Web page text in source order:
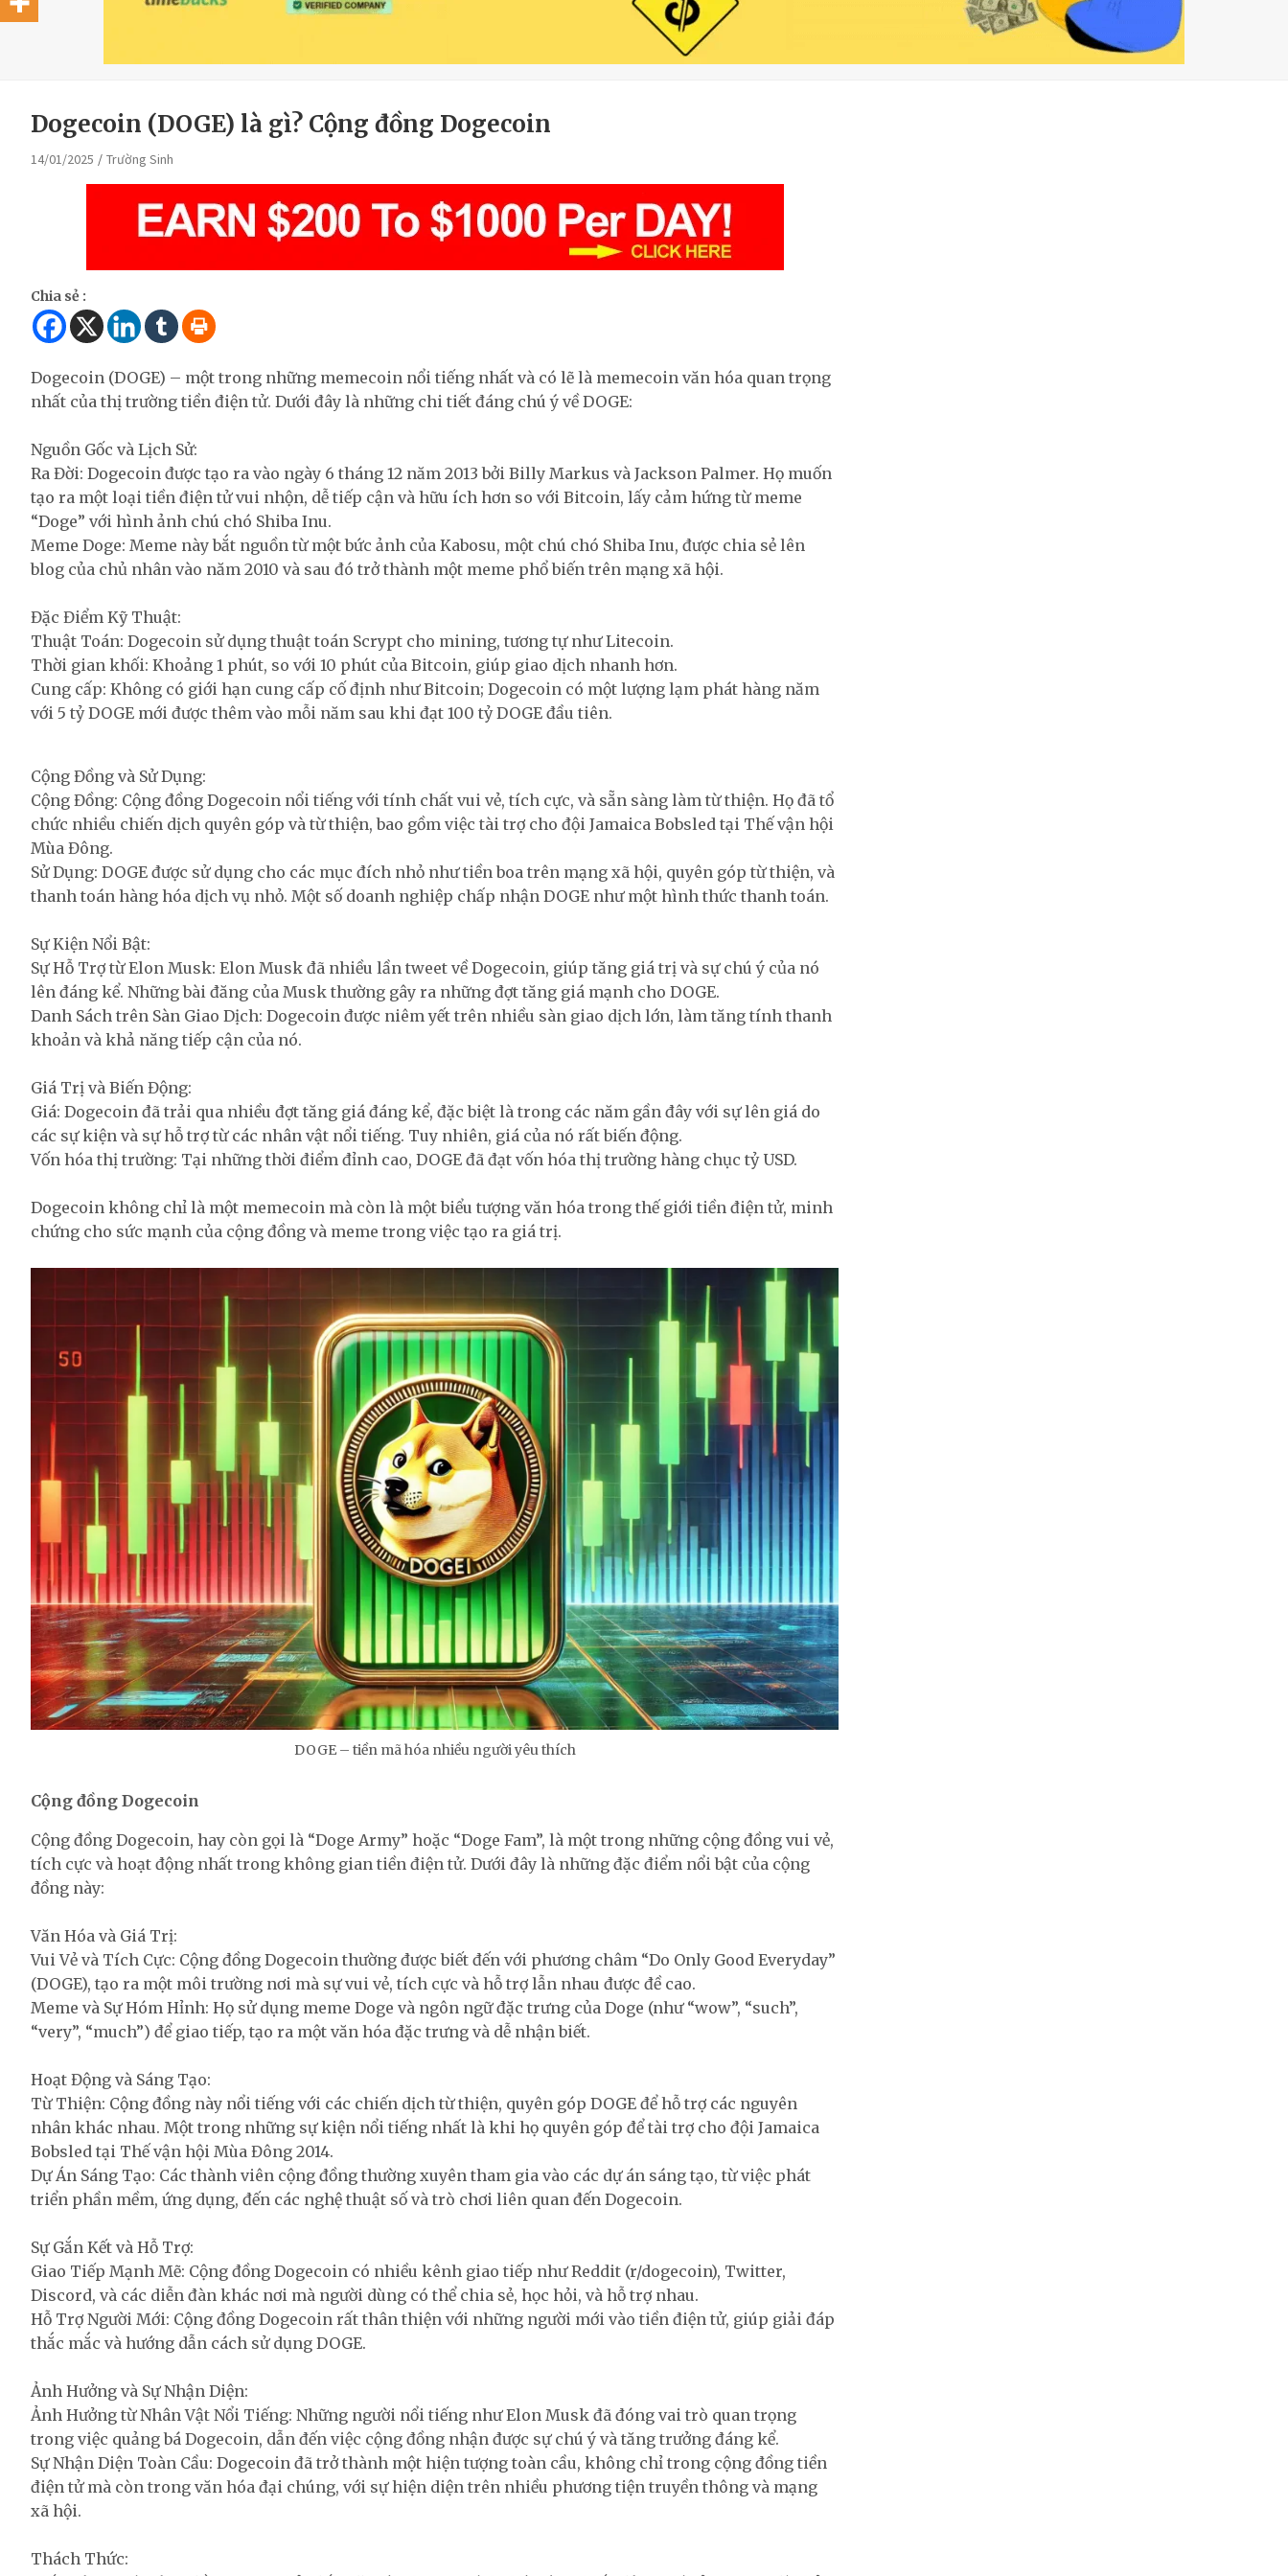
Dogecoin (DOGE) là gì? Cộng đồng Dogecoin
14/01/2025 Trường Sinh
Chia sẻ :
Dogecoin (DOGE) – một trong những memecoin nổi tiếng nhất và có lẽ là memecoin văn hóa quan trọng
nhất của thị trường tiền điện tử. Dưới đây là những chi tiết đáng chú ý về DOGE:
Nguồn Gốc và Lịch Sử:
Ra Đời: Dogecoin được tạo ra vào ngày 6 tháng 12 năm 2013 bởi Billy Markus và Jackson Palmer. Họ muốn
tạo ra một loại tiền điện tử vui nhộn, dễ tiếp cận và hữu ích hơn so với Bitcoin, lấy cảm hứng từ meme
“Doge” với hình ảnh chú chó Shiba Inu.
Meme Doge: Meme này bắt nguồn từ một bức ảnh của Kabosu, một chú chó Shiba Inu, được chia sẻ lên
blog của chủ nhân vào năm 2010 và sau đó trở thành một meme phổ biến trên mạng xã hội.
Đặc Điểm Kỹ Thuật:
Thuật Toán: Dogecoin sử dụng thuật toán Scrypt cho mining, tương tự như Litecoin.
Thời gian khối: Khoảng 1 phút, so với 10 phút của Bitcoin, giúp giao dịch nhanh hơn.
Cung cấp: Không có giới hạn cung cấp cố định như Bitcoin; Dogecoin có một lượng lạm phát hàng năm
với 5 tỷ DOGE mới được thêm vào mỗi năm sau khi đạt 100 tỷ DOGE đầu tiên.
Cộng Đồng và Sử Dụng:
Cộng Đồng: Cộng đồng Dogecoin nổi tiếng với tính chất vui vẻ, tích cực, và sẵn sàng làm từ thiện. Họ đã tổ
chức nhiều chiến dịch quyên góp và từ thiện, bao gồm việc tài trợ cho đội Jamaica Bobsled tại Thế vận hội
Mùa Đông.
Sử Dụng: DOGE được sử dụng cho các mục đích nhỏ như tiền boa trên mạng xã hội, quyên góp từ thiện, và
thanh toán hàng hóa dịch vụ nhỏ. Một số doanh nghiệp chấp nhận DOGE như một hình thức thanh toán.
Sự Kiện Nổi Bật:
Sự Hỗ Trợ từ Elon Musk: Elon Musk đã nhiều lần tweet về Dogecoin, giúp tăng giá trị và sự chú ý của nó
lên đáng kể. Những bài đăng của Musk thường gây ra những đợt tăng giá mạnh cho DOGE.
Danh Sách trên Sàn Giao Dịch: Dogecoin được niêm yết trên nhiều sàn giao dịch lớn, làm tăng tính thanh
khoản và khả năng tiếp cận của nó.
Giá Trị và Biến Động:
Giá: Dogecoin đã trải qua nhiều đợt tăng giá đáng kể, đặc biệt là trong các năm gần đây với sự lên giá do
các sự kiện và sự hỗ trợ từ các nhân vật nổi tiếng. Tuy nhiên, giá của nó rất biến động.
Vốn hóa thị trường: Tại những thời điểm đỉnh cao, DOGE đã đạt vốn hóa thị trường hàng chục tỷ USD.
Dogecoin không chỉ là một memecoin mà còn là một biểu tượng văn hóa trong thế giới tiền điện tử, minh
chứng cho sức mạnh của cộng đồng và meme trong việc tạo ra giá trị.
DOGE – tiền mã hóa nhiều người yêu thích
Cộng đồng Dogecoin
Cộng đồng Dogecoin, hay còn gọi là “Doge Army” hoặc “Doge Fam”, là một trong những cộng đồng vui vẻ,
tích cực và hoạt động nhất trong không gian tiền điện tử. Dưới đây là những đặc điểm nổi bật của cộng
đồng này:
Văn Hóa và Giá Trị:
Vui Vẻ và Tích Cực: Cộng đồng Dogecoin thường được biết đến với phương châm “Do Only Good Everyday”
(DOGE), tạo ra một môi trường nơi mà sự vui vẻ, tích cực và hỗ trợ lẫn nhau được đề cao.
Meme và Sự Hóm Hỉnh: Họ sử dụng meme Doge và ngôn ngữ đặc trưng của Doge (như “wow”, “such”,
“very”, “much”) để giao tiếp, tạo ra một văn hóa đặc trưng và dễ nhận biết.
Hoạt Động và Sáng Tạo:
Từ Thiện: Cộng đồng này nổi tiếng với các chiến dịch từ thiện, quyên góp DOGE để hỗ trợ các nguyên
nhân khác nhau. Một trong những sự kiện nổi tiếng nhất là khi họ quyên góp để tài trợ cho đội Jamaica
Bobsled tại Thế vận hội Mùa Đông 2014.
Dự Án Sáng Tạo: Các thành viên cộng đồng thường xuyên tham gia vào các dự án sáng tạo, từ việc phát
triển phần mềm, ứng dụng, đến các nghệ thuật số và trò chơi liên quan đến Dogecoin.
Sự Gắn Kết và Hỗ Trợ:
Giao Tiếp Mạnh Mẽ: Cộng đồng Dogecoin có nhiều kênh giao tiếp như Reddit (r/dogecoin), Twitter,
Discord, và các diễn đàn khác nơi mà người dùng có thể chia sẻ, học hỏi, và hỗ trợ nhau.
Hỗ Trợ Người Mới: Cộng đồng Dogecoin rất thân thiện với những người mới vào tiền điện tử, giúp giải đáp
thắc mắc và hướng dẫn cách sử dụng DOGE.
Ảnh Hưởng và Sự Nhận Diện:
Ảnh Hưởng từ Nhân Vật Nổi Tiếng: Những người nổi tiếng như Elon Musk đã đóng vai trò quan trọng
trong việc quảng bá Dogecoin, dẫn đến việc cộng đồng nhận được sự chú ý và tăng trưởng đáng kể.
Sự Nhận Diện Toàn Cầu: Dogecoin đã trở thành một hiện tượng toàn cầu, không chỉ trong cộng đồng tiền
điện tử mà còn trong văn hóa đại chúng, với sự hiện diện trên nhiều phương tiện truyền thông và mạng
xã hội.
Thách Thức: